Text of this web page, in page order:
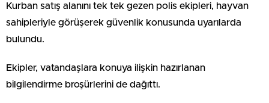
Kurban satış alanını tek tek gezen polis ekipleri, hayvan
sahipleriyle görüşerek güvenlik konusunda uyarılarda
bulundu.
Ekipler, vatandaşlara konuya ilişkin hazırlanan
bilgilendirme broşürlerini de dağıttı.